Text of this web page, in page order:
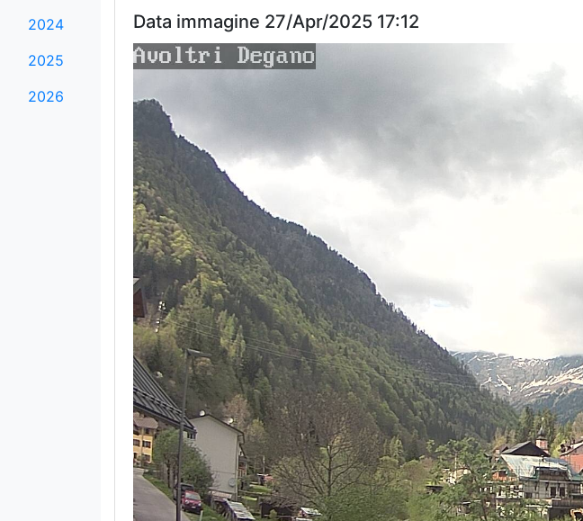
2024
2025
2026
Data immagine 27/Apr/2025 17:12